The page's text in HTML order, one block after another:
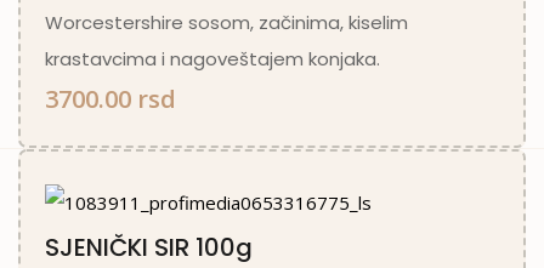
Worcestershire sosom, začinima, kiselim
krastavcima i nagoveštajem konjaka.
3700.00 rsd
SJENIČKI SIR 100g